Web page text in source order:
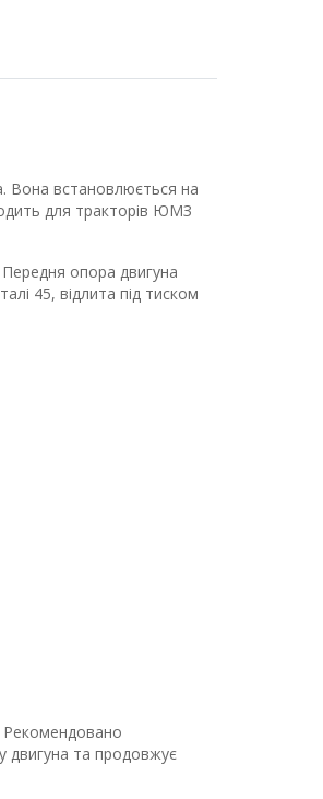
Вона встановлюється на
для тракторів ЮМЗ
опора двигуна
45, відлита під тиском
Рекомендовано
двигуна та продовжує